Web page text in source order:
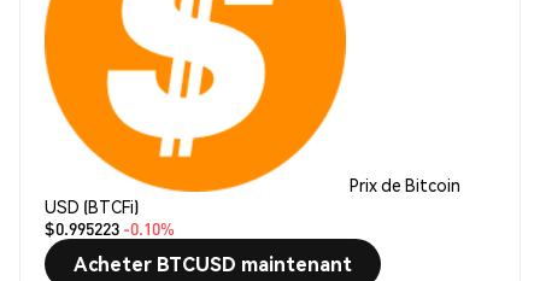
Prix de Bitcoin
USD (BTCFi)
$0.995223 -0.10%
Acheter BTCUSD maintenant